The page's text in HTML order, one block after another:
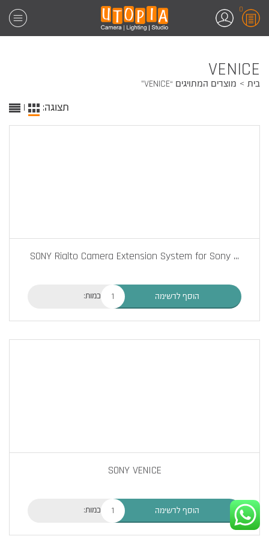
0
VENICE
בית מוצרים המתויגים “VENICE”
תצוגה: |
SONY Rialto Camera Extension System for Sony ...
כמות: הוסף לרשימה
SONY VENICE
כמות: הוסף לרשימה